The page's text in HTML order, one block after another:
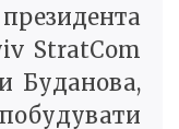
StratCom
Буданова,